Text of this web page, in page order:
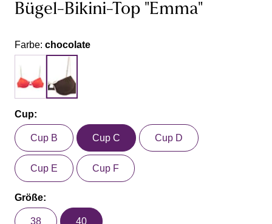
Bügel-Bikini-Top "Emma"
Farbe: chocolate
Cup:
Cup B Cup C Cup D
Cup E Cup F
Größe:
38 40